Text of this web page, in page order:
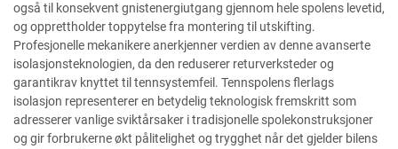
også til konsekvent gnistenergiutgang gjennom hele spolens levetid,
og opprettholder toppytelse fra montering til utskifting.
Profesjonelle mekanikere anerkjenner verdien av denne avanserte
isolasjonsteknologien, da den reduserer returverksteder og
garantikrav knyttet til tennsystemfeil. Tennspolens flerlags
isolasjon representerer en betydelig teknologisk fremskritt som
adresserer vanlige sviktårsaker i tradisjonelle spolekonstruksjoner
og gir forbrukerne økt pålitelighet og trygghet når det gjelder bilens